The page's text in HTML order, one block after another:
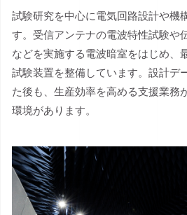
試験研究を中心に電気回路設計や機
す。受信アンテナの電波特性試験や
などを実施する電波暗室をはじめ、
試験装置を整備しています。設計デ
た後も、生産効率を高める支援業務
環境があります。